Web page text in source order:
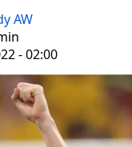
AW
- 02:00